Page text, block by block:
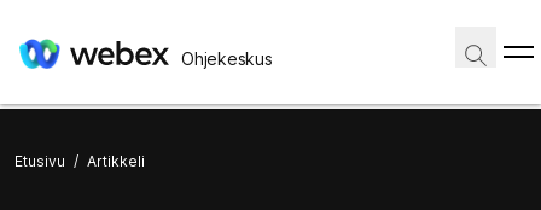
Ohjekeskus
Etusivu / Artikkeli